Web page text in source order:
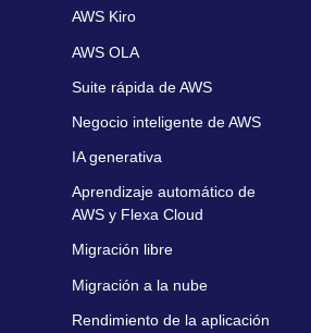
AWS Kiro
AWS OLA
Suite rápida de AWS
Negocio inteligente de AWS
IA generativa
Aprendizaje automático de
AWS y Flexa Cloud
Migración libre
Migración a la nube
Rendimiento de la aplicación